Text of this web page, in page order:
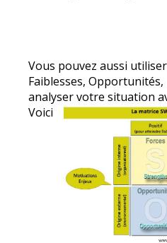
Vous pouvez aussi
Faiblesses,
analyser votre situation
Voici